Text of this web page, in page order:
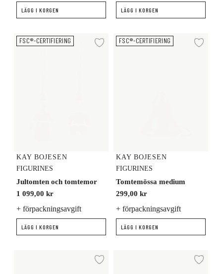
LÄGG I KORGEN LÄGG I KORGEN
Jultomten och tomtemor
FSC®-CERTIFIERING
Lägg till i önskelista
KAY BOJESEN
FIGURINES
Jultomten och tomtemor
1 099,00 kr
+ förpackningsavgift
LÄGG I KORGEN
Tomtemössa medium
FSC®-CERTIFIERING
KAY BOJESEN
FIGURINES
Tomtemössa medium
299,00 kr
+ förpackningsavgift
LÄGG I KORGEN
Christmas Jumper Apa Grön liten
Lägg till i önskelista
Christmas Jumper Apa 2025 mini